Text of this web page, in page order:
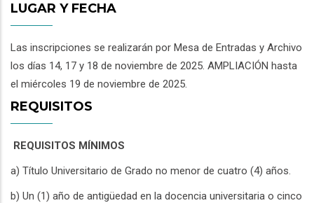
LUGAR Y FECHA
Las inscripciones se realizarán por Mesa de Entradas y Archivo
los días 14, 17 y 18 de noviembre de 2025. AMPLIACIÓN hasta
el miércoles 19 de noviembre de 2025.
REQUISITOS
REQUISITOS MÍNIMOS
a) Título Universitario de Grado no menor de cuatro (4) años.
b) Un (1) año de antigüedad en la docencia universitaria o cinco